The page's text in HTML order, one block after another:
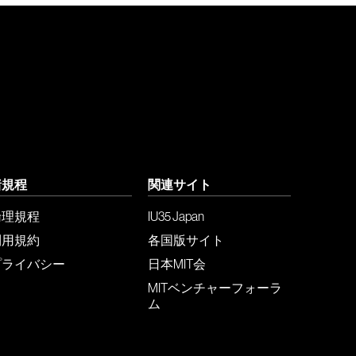
程
規程
規約
イバシー
関連サイト
IU35 Japan
各国版サイト
日本MIT会
MITベンチャーフォーラ
ム